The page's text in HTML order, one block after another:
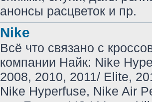
анонсы расцветок и пр.
Nike
Всё что связано с
компании Найк: Nike
2008, 2010, 2011/ Elite,
Nike Hyperfuse, Nike Air